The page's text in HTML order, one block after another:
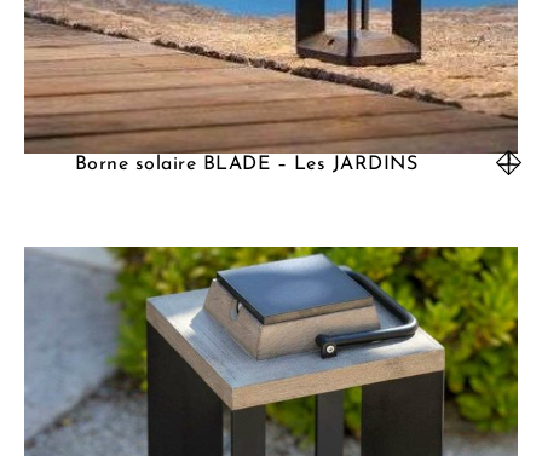
Borne solaire BLADE – Les JARDINS